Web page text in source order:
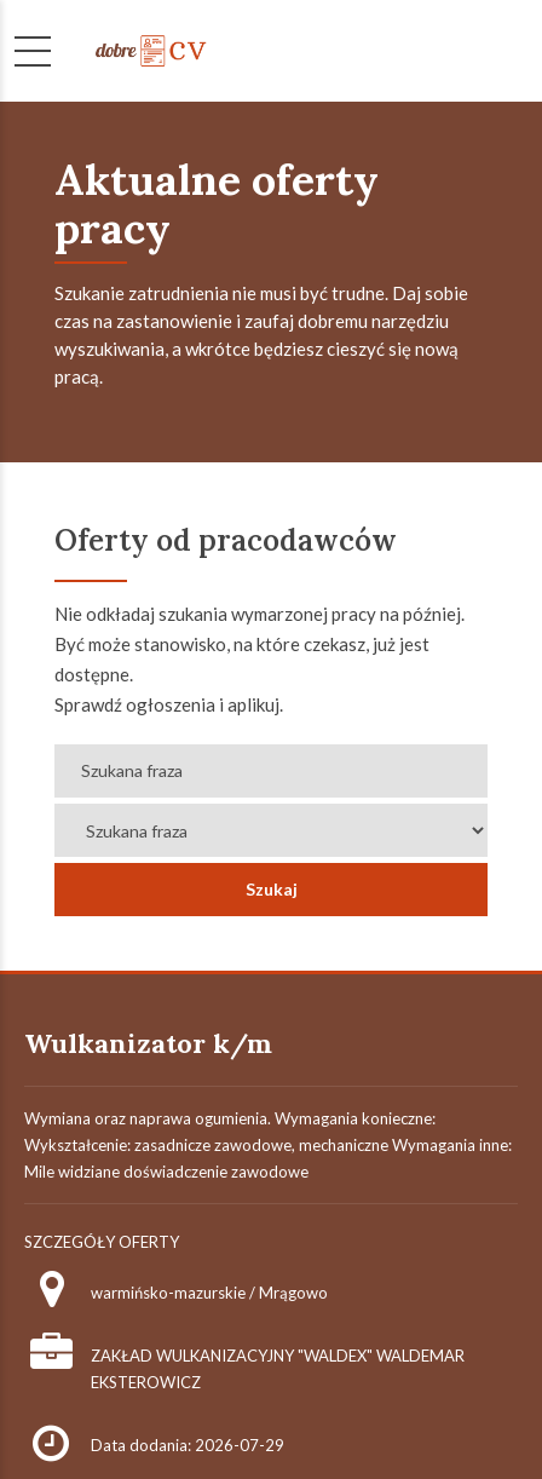
Aktualne oferty
pracy
Szukanie zatrudnienia nie musi być trudne. Daj sobie
czas na zastanowienie i zaufaj dobremu narzędziu
wyszukiwania, a wkrótce będziesz cieszyć się nową
pracą.
Oferty od pracodawców
Nie odkładaj szukania wymarzonej pracy na później.
Być może stanowisko, na które czekasz, już jest
dostępne.
Sprawdź ogłoszenia i aplikuj.
Wulkanizator k/m
Wymiana oraz naprawa ogumienia. Wymagania konieczne:
Wykształcenie: zasadnicze zawodowe, mechaniczne Wymagania inne:
Mile widziane doświadczenie zawodowe
SZCZEGÓŁY OFERTY
warmińsko-mazurskie / Mrągowo
ZAKŁAD WULKANIZACYJNY "WALDEX" WALDEMAR
EKSTEROWICZ
Data dodania: 2026-07-29